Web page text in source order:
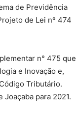
de Previdência
de Lei nº 474
n° 475 que
e Inovação e,
Tributário.
para 2021.